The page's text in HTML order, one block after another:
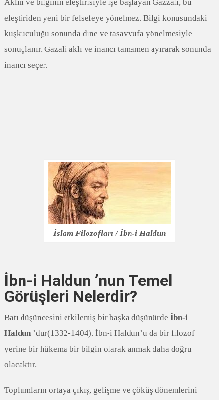
Aklın ve bilginin eleştirisiyle işe başlayan Gazzali, bu
eleştiriden yeni bir felsefeye yönelmez. Bilgi konusundaki
kuşkuculuğu sonunda dine ve tasavvufa yönelmesiyle
sonuçlanır. Gazali aklı ve inancı tamamen ayırarak sonunda
inancı seçer.
İslam Filozofları / İbn-i Haldun
İbn-i Haldun ’nun Temel
Görüşleri Nelerdir?
Batı düşüncesini etkilemiş bir başka düşünürde İbn-i
Haldun’dur(1332-1404). İbn-i Haldun’u da bir filozof
yerine bir hükema bir bilgin olarak anmak daha doğru
olacaktır.
Toplumların ortaya çıkış, gelişme ve çöküş dönemlerini